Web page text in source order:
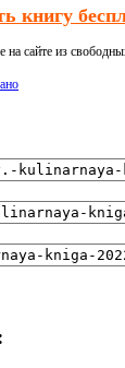
книгу
из